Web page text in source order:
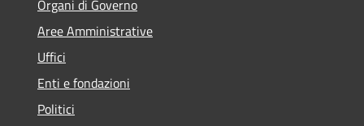
Organi di Governo
Aree Amministrative
Uffici
Enti e fondazioni
Politici